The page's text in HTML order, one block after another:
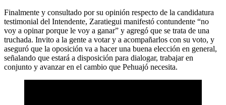
Finalmente y consultado por su opinión respecto de la candidatura
testimonial del Intendente, Zaratiegui manifestó contundente “no
voy a opinar porque le voy a ganar” y agregó que se trata de una
truchada. Invito a la gente a votar y a acompañarlos con su voto, y
aseguró que la oposición va a hacer una buena elección en general,
señalando que estará a disposición para dialogar, trabajar en
conjunto y avanzar en el cambio que Pehuajó necesita.